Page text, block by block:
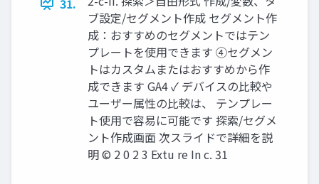
ブ設定/セグメント作成 セグメント作
成：おすすめのセグメントではテン
プレートを使用できます ④セグメン
トはカスタムまたはおすすめから作
成できます GA4 ✓ デバイスの比較や
ユーザー属性の比較は、 テンプレー
ト使用で容易に可能です 探索/セグメ
ント作成画面 次スライドで詳細を説
明 © 2 0 2 3 Extu re In c. 31